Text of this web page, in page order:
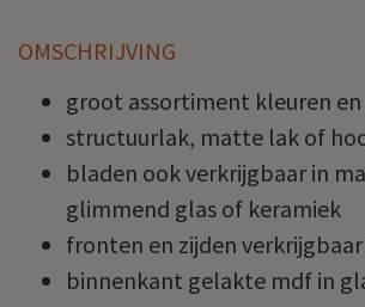
OMSCHRIJVING
groot assortiment kleuren
structuurlak, matte lak of
bladen ook verkrijgbaar in
glimmend glas of keramiek
fronten en zijden
binnenkant gelakte mdf in